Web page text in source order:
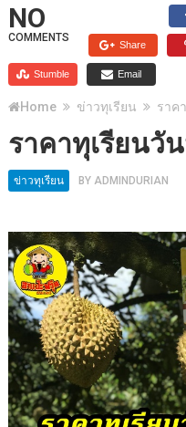
NO
COMMENTS
Share
Stumble Email
Home ข่าวทุเรียน ราค
ราคาทุเรียนวั
ข่าวทุเรียน BY ADMINDURIAN